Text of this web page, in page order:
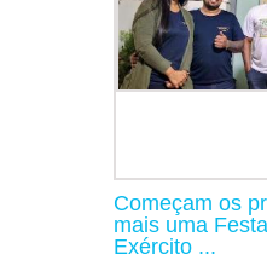
Começam os
mais uma
Exército ...